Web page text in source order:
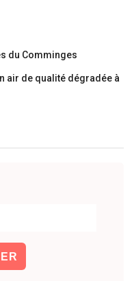
du Comminges
air de qualité dégradée à